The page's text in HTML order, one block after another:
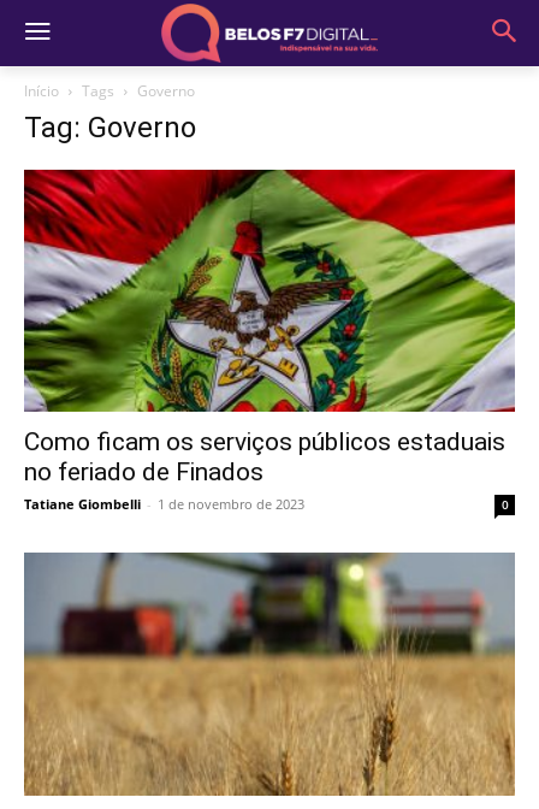
Início Tags Governo
Tag: Governo
Como ficam os serviços públicos estaduais
no feriado de Finados
Tatiane Giombelli - 1 de novembro de 2023 0